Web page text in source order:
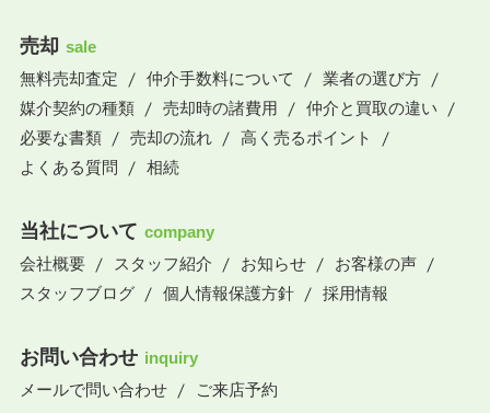
売却 sale
無料売却査定
仲介手数料について
業者の選び方
媒介契約の種類
売却時の諸費用
仲介と買取の違い
必要な書類
売却の流れ
高く売るポイント
よくある質問
相続
当社について company
会社概要
スタッフ紹介 お知らせ
お客様の声
スタッフブログ
個人情報保護方針 採用情報
お問い合わせ inquiry
メールで問い合わせ
ご来店予約